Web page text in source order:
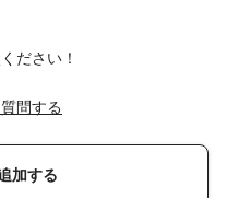
ださい！
問する
加する